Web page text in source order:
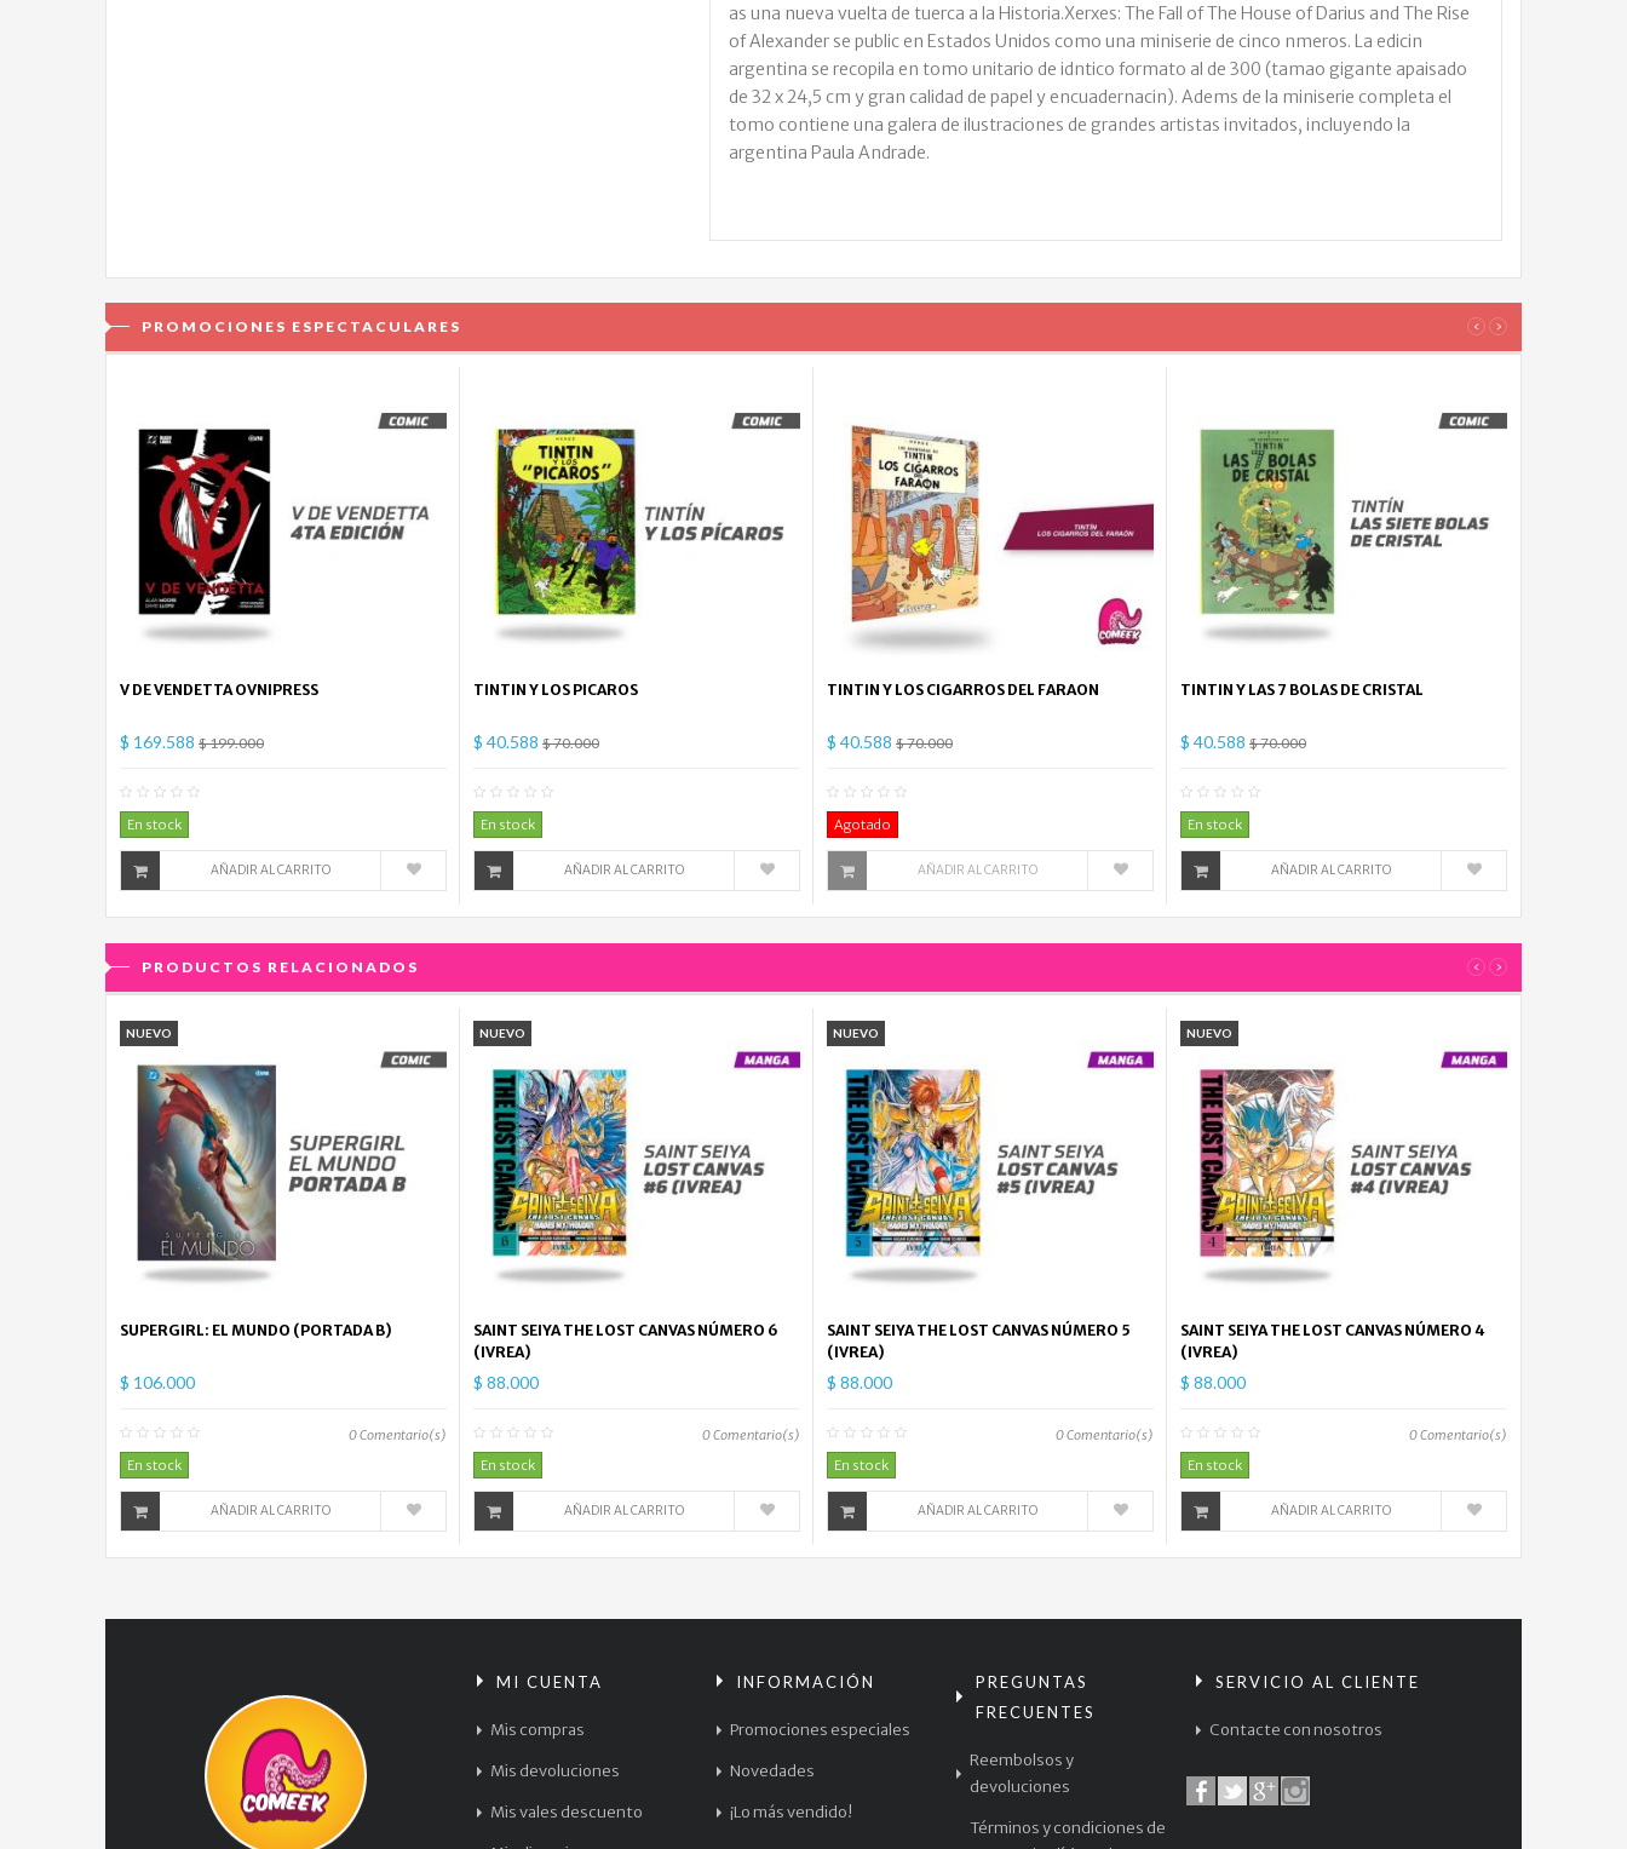
as una nueva vuelta de tuerca a la Historia.Xerxes: The Fall of The House of Darius and The Rise
of Alexander se public en Estados Unidos como una miniserie de cinco nmeros. La edicin
argentina se recopila en tomo unitario de idntico formato al de 300 (tamao gigante apaisado
de 32 x 24,5 cm y gran calidad de papel y encuadernacin). Adems de la miniserie completa el
tomo contiene una galera de ilustraciones de grandes artistas invitados, incluyendo la
argentina Paula Andrade.
PROMOCIONES ESPECTACULARES ‹ ›
V DE VENDETTA OVNIPRESS
$ 169.588 $ 199.000
En stock
AÑADIR AL CARRITO
TINTIN Y LOS PICAROS
$ 40.588 $ 70.000
En stock
AÑADIR AL CARRITO
TINTIN Y LOS CIGARROS DEL FARAON
$ 40.588 $ 70.000
Agotado
AÑADIR AL CARRITO
TINTIN Y LAS 7 BOLAS DE CRISTAL
$ 40.588 $ 70.000
En stock
AÑADIR AL CARRITO
PRODUCTOS RELACIONADOS ‹ ›
NUEVO
SUPERGIRL: EL MUNDO (PORTADA B)
$ 106.000
0Comentario(s)
En stock
AÑADIR AL CARRITO
NUEVO
SAINT SEIYA THE LOST CANVAS NÚMERO 6
(IVREA)
$ 88.000
0Comentario(s)
En stock
AÑADIR AL CARRITO
NUEVO
SAINT SEIYA THE LOST CANVAS NÚMERO 5
(IVREA)
$ 88.000
0Comentario(s)
En stock
AÑADIR AL CARRITO
NUEVO
SAINT SEIYA THE LOST CANVAS NÚMERO 4
(IVREA)
$ 88.000
0Comentario(s)
En stock
AÑADIR AL CARRITO
MI CUENTA
Mis compras
Mis devoluciones
Mis vales descuento
INFORMACIÓN
Promociones especiales
Novedades
¡Lo más vendido!
PREGUNTAS
FRECUENTES
Reembolsos y
devoluciones
Términos y condiciones de
SERVICIO AL CLIENTE
Contacte con nosotros